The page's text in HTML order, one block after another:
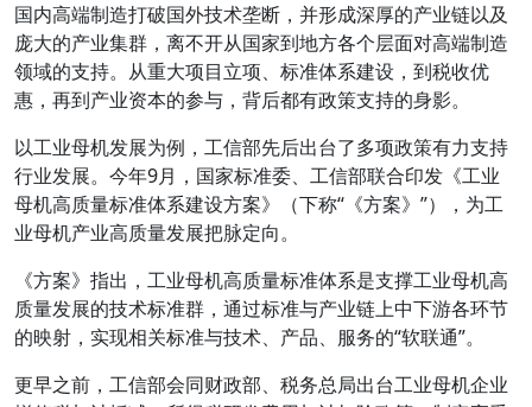
国内高端制造打破国外技术垄断，并形成深厚的产业链以及
庞大的产业集群，离不开从国家到地方各个层面对高端制造
领域的支持。从重大项目立项、标准体系建设，到税收优
惠，再到产业资本的参与，背后都有政策支持的身影。
以工业母机发展为例，工信部先后出台了多项政策有力支持
行业发展。今年9月，国家标准委、工信部联合印发《工业
母机高质量标准体系建设方案》（下称“《方案》”），为工
业母机产业高质量发展把脉定向。
《方案》指出，工业母机高质量标准体系是支撑工业母机高
质量发展的技术标准群，通过标准与产业链上中下游各环节
的映射，实现相关标准与技术、产品、服务的“软联通”。
更早之前，工信部会同财政部、税务总局出台工业母机企业